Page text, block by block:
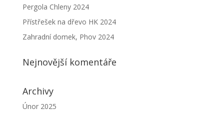
Pergola Chleny 2024
Přístřešek na dřevo HK 2024
Zahradní domek, Phov 2024
Nejnovější komentáře
Archivy
Únor 2025